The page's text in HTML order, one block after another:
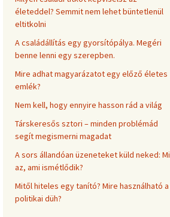
életeddel? Semmit nem lehet büntetlenül
eltitkolni
A családállítás egy gyorsítópálya. Megéri
benne lenni egy szerepben.
Mire adhat magyarázatot egy előző életes
emlék?
Nem kell, hogy ennyire hasson rád a világ
Társkeresős sztori – minden problémád
segít megismerni magadat
A sors állandóan üzeneteket küld neked: Mi
az, ami ismétlődik?
Mitől hiteles egy tanító? Mire használható a
politikai düh?